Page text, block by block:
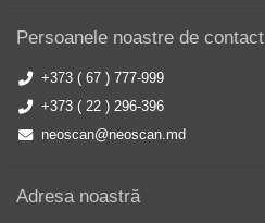
Persoanele noastre de contact
+373 ( 67 ) 777-999
+373 ( 22 ) 296-396
neoscan@neoscan.md
Adresa noastră